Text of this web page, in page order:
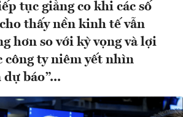
tục giằng co khi các số
thấy nền kinh tế vẫn
hơn so với kỳ vọng và lợi
công ty niêm yết nhìn
báo”...